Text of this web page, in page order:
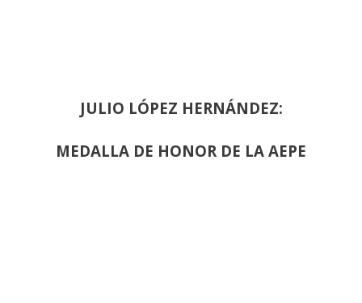
JULIO LÓPEZ HERNÁNDEZ:
MEDALLA DE HONOR DE LA AEPE